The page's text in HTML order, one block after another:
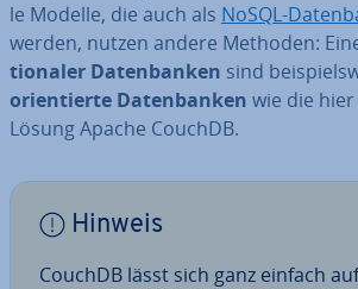
le Modelle, die auch als NoSQL-
werden, nutzen andere Methoden:
tio­na­ler Da­ten­ban­ken sind
ori­en­tier­te Da­ten­ban­ken wie die
Lösung Apache CouchDB.
Hinweis
CouchDB lässt sich ganz einfach